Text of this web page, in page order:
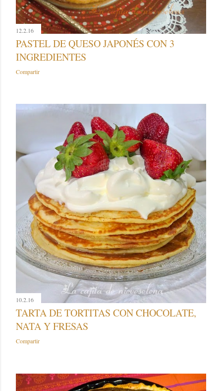
12.2.16
PASTEL DE QUESO JAPONÉS CON 3
INGREDIENTES
Compartir
10.2.16
TARTA DE TORTITAS CON CHOCOLATE,
NATA Y FRESAS
Compartir